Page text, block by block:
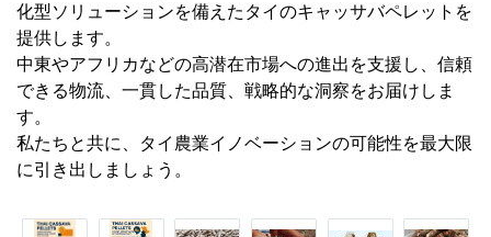
化型ソリューションを備えたタイのキャッサバペレットを
提供します。
中東やアフリカなどの高潜在市場への進出を支援し、信頼
できる物流、一貫した品質、戦略的な洞察をお届けしま
す。
私たちと共に、タイ農業イノベーションの可能性を最大限
に引き出しましょう。